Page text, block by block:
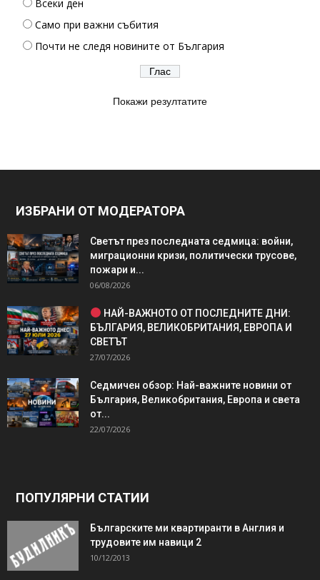
Всеки ден
Само при важни събития
Почти не следя новините от България
Покажи резултатите
ИЗБРАНИ ОТ МОДЕРАТОРА
Светът през последната седмица: войни,
миграционни кризи, политически трусове,
пожари и...
06/08/2026
НАЙ-ВАЖНОТО ОТ ПОСЛЕДНИТЕ ДНИ:
БЪЛГАРИЯ, ВЕЛИКОБРИТАНИЯ, ЕВРОПА И
СВЕТЪТ
27/07/2026
Седмичен обзор: Най-важните новини от
България, Великобритания, Европа и света
от...
22/07/2026
ПОПУЛЯРНИ СТАТИИ
Българските ми квартиранти в Англия и
трудовите им навици 2
10/12/2013